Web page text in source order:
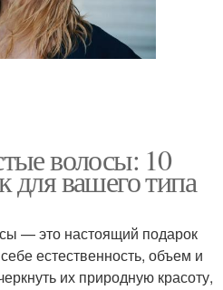
волосы: 10
вашего типа
— это настоящий подарок
естественность, объем и
их природную красоту,